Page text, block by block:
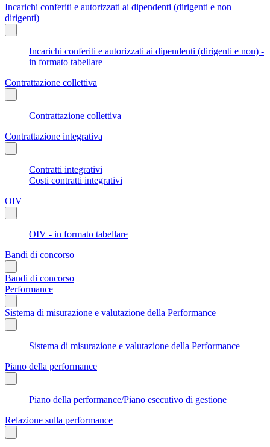
Incarichi conferiti e autorizzati ai dipendenti (dirigenti e non
dirigenti)
Incarichi conferiti e autorizzati ai dipendenti (dirigenti e non) -
in formato tabellare
Contrattazione collettiva
Contrattazione collettiva
Contrattazione integrativa
Contratti integrativi
Costi contratti integrativi
OIV
OIV - in formato tabellare
Bandi di concorso
Bandi di concorso
Performance
Sistema di misurazione e valutazione della Performance
Sistema di misurazione e valutazione della Performance
Piano della performance
Piano della performance/Piano esecutivo di gestione
Relazione sulla performance